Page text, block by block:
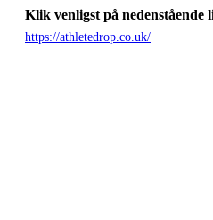
Klik venligst på
https://athletedrop.co.uk/